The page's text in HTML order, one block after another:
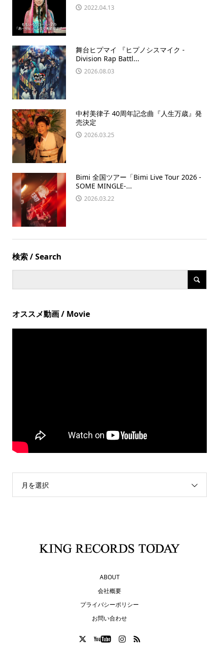
2022.04.13
舞台ヒプマイ 『ヒプノシスマイク -
Division Rap Battl...
2026.08.03
中村美律子 40周年記念曲『人生万歳』発
売決定
2026.03.25
Bimi 全国ツアー「Bimi Live Tour 2026 -
SOME MINGLE-...
2026.03.22
検索 / Search
オススメ動画 / Movie
月を選択
ABOUT
会社概要
プライバシーポリシー
お問い合わせ